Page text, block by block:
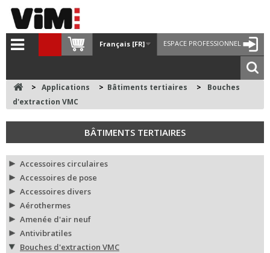
ESPACE PROFESSIONNEL
Français [FR]
> Applications > Bâtiments tertiaires >
Bouches
d'extraction VMC
BÂTIMENTS TERTIAIRES
Accessoires circulaires
Accessoires de pose
Accessoires divers
Aérothermes
Amenée d'air neuf
Antivibratiles
Bouches d'extraction VMC